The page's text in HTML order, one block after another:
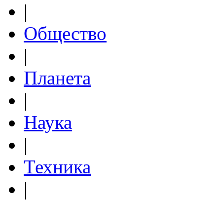
|
Общество
|
Планета
|
Наука
|
Техника
|